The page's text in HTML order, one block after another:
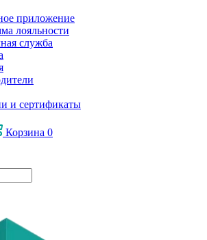
приложение
лояльности
служба
и сертификаты
Корзина 0